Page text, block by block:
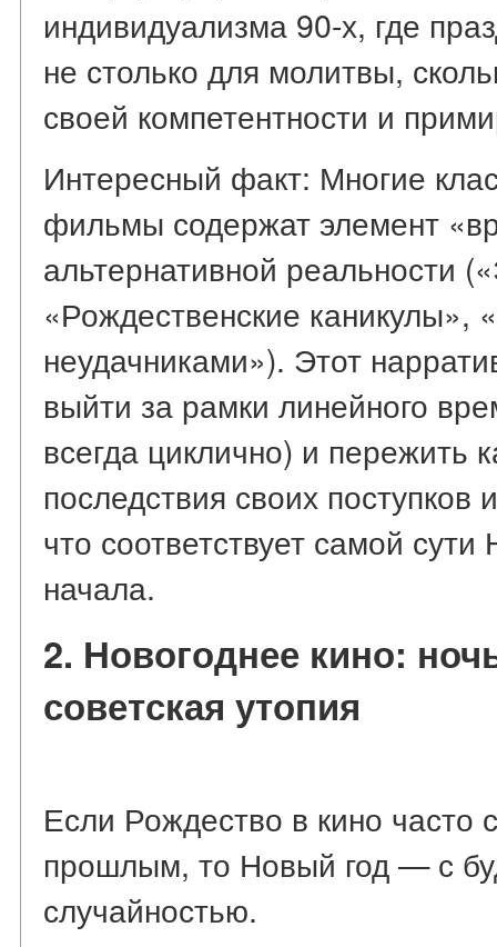
индивидуализма 90-х, где
не столько для молитвы,
своей компетентности и
Интересный факт: Многие
фильмы содержат элемент
альтернативной реальности
«Рождественские каникулы»,
неудачниками»). Этот
выйти за рамки линейного
всегда циклично) и пережить
последствия своих
что соответствует самой
начала.
2. Новогоднее кино:
советская утопия
Если Рождество в кино часто
прошлым, то Новый год — с
случайностью.